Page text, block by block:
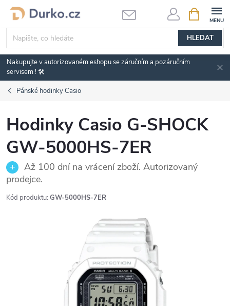
Přejít
obsah
HLEDAT
NÁKUPNÍ
KOŠÍK
Nakupujte v autorizovaném eshopu se záručním a pozáručním
servisem ! 🛠️
Pánské hodinky Casio
Hodinky Casio G-SHOCK
GW-5000HS-7ER
Až 100 dní na vrácení zboží. Autorizovaný
prodejce.
Kód produktu: GW-5000HS-7ER